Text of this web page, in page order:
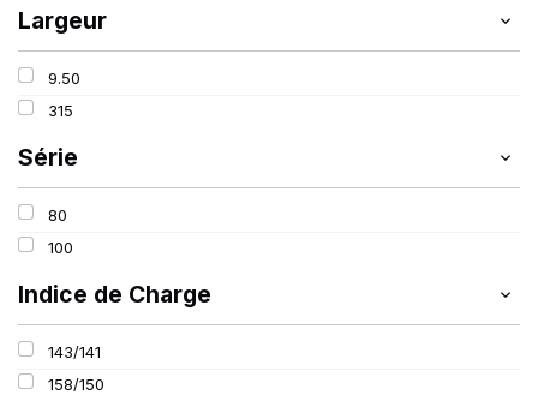
TIGAR (2)
Largeur
9.50
315
Série
80
100
Indice de Charge
143/141
158/150